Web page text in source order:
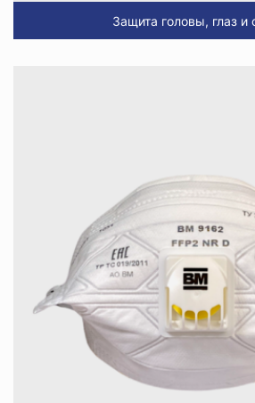
Защита головы, глаз и